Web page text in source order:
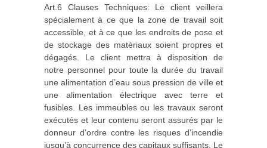
Art.6 Clauses Techniques: Le client veillera
spécialement à ce que la zone de travail soit
accessible, et à ce que les endroits de pose et
de stockage des matériaux soient propres et
dégagés. Le client mettra à disposition de
notre personnel pour toute la durée du travail
une alimentation d’eau sous pression de ville et
une alimentation électrique avec terre et
fusibles. Les immeubles ou les travaux seront
exécutés et leur contenu seront assurés par le
donneur d’ordre contre les risques d’incendie
jusqu’à concurrence des capitaux suffisants. Le